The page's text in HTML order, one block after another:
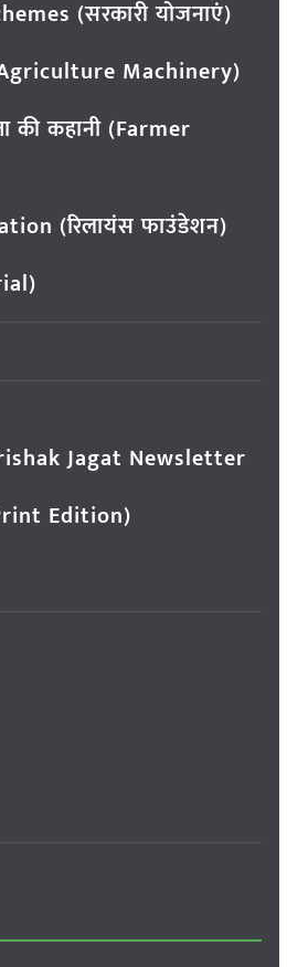
(सरकारी योजनाएं)
Machinery)
की कहानी (Farmer
(रिलायंस फाउंडेशन)
Jagat Newsletter
Edition)